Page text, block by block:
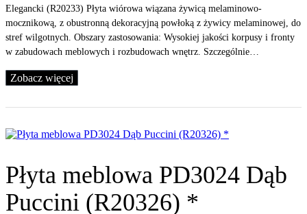
Elegancki (R20233) Płyta wiórowa wiązana żywicą melaminowo-
mocznikową, z obustronną dekoracyjną powłoką z żywicy melaminowej, do
stref wilgotnych. Obszary zastosowania: Wysokiej jakości korpusy i fronty
w zabudowach meblowych i rozbudowach wnętrz. Szczególnie…
Zobacz więcej
Płyta meblowa PD3024 Dąb
Puccini (R20326) *